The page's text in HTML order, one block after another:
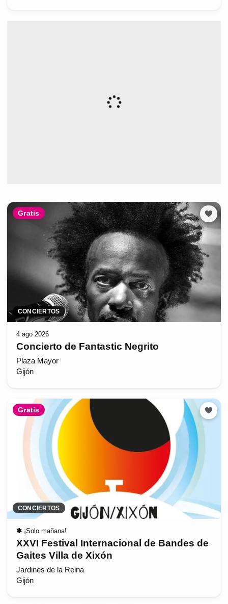
Gratis
CONCIERTOS
4 ago 2026
Concierto de Fantastic Negrito
Plaza Mayor
Gijón
Gratis
CONCIERTOS
✱ ¡Solo mañana!
XXVI Festival Internacional de Bandes de
Gaites Villa de Xixón
Jardines de la Reina
Gijón